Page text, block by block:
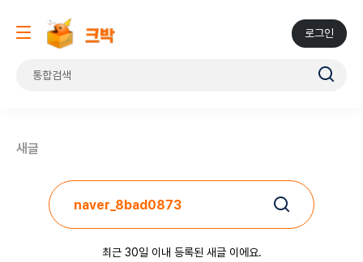
로그인
새글
최근 30일 이내 등록된 새글 이에요.